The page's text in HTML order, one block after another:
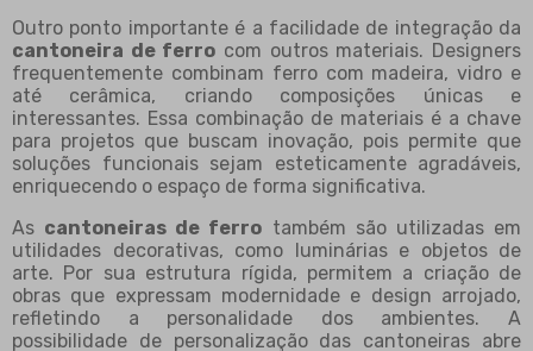
Outro ponto importante é a facilidade de integração da
cantoneira de ferro com outros materiais. Designers
frequentemente combinam ferro com madeira, vidro e
até cerâmica, criando composições únicas e
interessantes. Essa combinação de materiais é a chave
para projetos que buscam inovação, pois permite que
soluções funcionais sejam esteticamente agradáveis,
enriquecendo o espaço de forma significativa.
As cantoneiras de ferro também são utilizadas em
utilidades decorativas, como luminárias e objetos de
arte. Por sua estrutura rígida, permitem a criação de
obras que expressam modernidade e design arrojado,
refletindo a personalidade dos ambientes. A
possibilidade de personalização das cantoneiras abre